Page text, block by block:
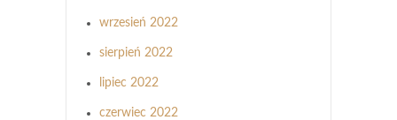
wrzesień 2022
sierpień 2022
lipiec 2022
czerwiec 2022